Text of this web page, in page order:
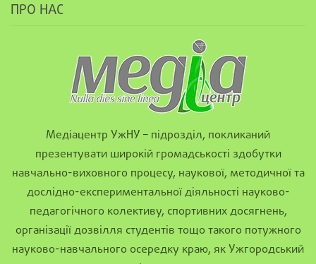
ПРО НАС
Медіацентр УжНУ – підрозділ, покликаний
презентувати широкій громадськості здобутки
навчально-виховного процесу, наукової, методичної та
дослідно-експериментальної діяльності науково-
педагогічного колективу, спортивних досягнень,
організації дозвілля студентів тощо такого потужного
науково-навчального осередку краю, як Ужгородський